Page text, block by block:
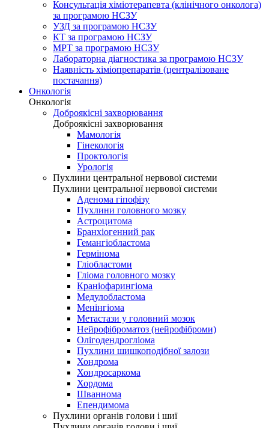
Консультація хіміотерапевта (клінічного онколога)
за програмою НСЗУ
УЗД за програмою НСЗУ
КТ за програмою НСЗУ
МРТ за програмою НСЗУ
Лабораторна діагностика за програмою НСЗУ
Наявність хіміопрепаратів (централізоване
постачання)
Онкологія
Онкологія
Доброякісні захворювання
Доброякісні захворювання
Мамологія
Гінекологія
Проктологія
Урологія
Пухлини центральної нервової системи
Пухлини центральної нервової системи
Аденома гіпофізу
Пухлини головного мозку
Астроцитома
Бранхіогенний рак
Гемангіобластома
Гермінома
Гліобластоми
Гліома головного мозку
Краніофарингіома
Медулобластома
Менінгіома
Метастази у головний мозок
Нейрофіброматоз (нейрофіброми)
Олігодендрогліома
Пухлини шишкоподібної залози
Хондрома
Хондросаркома
Хордома
Шваннома
Епендимома
Пухлини органів голови і шиї